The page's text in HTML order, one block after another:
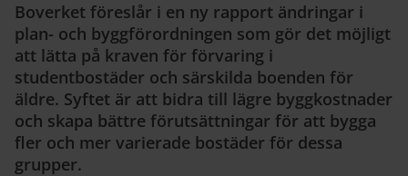
Boverket föreslår i en ny rapport ändringar i
plan- och byggförordningen som gör det möjligt
att lätta på kraven för förvaring i
studentbostäder och särskilda boenden för
äldre. Syftet är att bidra till lägre byggkostnader
och skapa bättre förutsättningar för att bygga
fler och mer varierade bostäder för dessa
grupper.